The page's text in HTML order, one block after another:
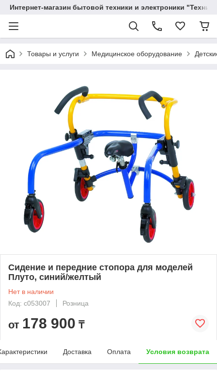
Интернет-магазин бытовой техники и электроники
Товары и услуги Медицинское оборудование
Сидение и передние стопора для моделей
Плуто, синий/желтый
Нет в наличии
Код: c053007
Розница
от 178 900 ₸
Доставка Оплата Условия возврата